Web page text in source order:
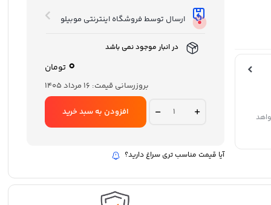
ارسال توسط فروشگاه اینترنتی موبیلو
در انبار موجود نمی باشد
0 تومان
بروزرسانی قیمت: 16 مرداد 1405
گوشی
موبايل
Galaxy
A06
دو
سیم
افزودن به سبد خرید
آیا قیمت مناسب تری سراغ دارید؟